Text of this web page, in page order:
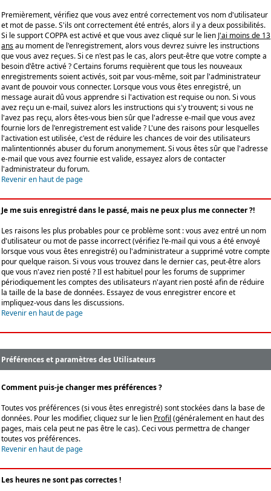
Premièrement, vérifiez que vous avez entré correctement vos nom d'utilisateur
et mot de passe. S'ils ont correctement été entrés, alors il y a deux possibilités.
Si le support COPPA est activé et que vous avez cliqué sur le lien J'ai moins de 13
ansau moment de l'enregistrement, alors vous devrez suivre les instructions
que vous avez reçues. Si ce n'est pas le cas, alors peut-être que votre compte a
besoin d'être activé ? Certains forums requièrent que tous les nouveaux
enregistrements soient activés, soit par vous-même, soit par l'administrateur
avant de pouvoir vous connecter. Lorsque vous vous êtes enregistré, un
message aurait dû vous apprendre si l'activation est requise ou non. Si vous
avez reçu un e-mail, suivez alors les instructions qui s'y trouvent; si vous ne
l'avez pas reçu, alors êtes-vous bien sûr que l'adresse e-mail que vous avez
fournie lors de l'enregistrement est valide ? L'une des raisons pour lesquelles
l'activation est utilisée, c'est de réduire les chances de voir des utilisateurs
malintentionnés abuser du forum anonymement. Si vous êtes sûr que l'adresse
e-mail que vous avez fournie est valide, essayez alors de contacter
l'administrateur du forum.
Revenir en haut de page
Je me suis enregistré dans le passé, mais ne peux plus me connecter ?!
Les raisons les plus probables pour ce problème sont : vous avez entré un nom
d'utilisateur ou mot de passe incorrect (vérifiez l'e-mail qui vous a été envoyé
lorsque vous vous êtes enregistré) ou l'administrateur a supprimé votre compte
pour quelque raison. Si vous vous trouvez dans le dernier cas, peut-être alors
que vous n'avez rien posté ? Il est habituel pour les forums de supprimer
périodiquement les comptes des utilisateurs n'ayant rien posté afin de réduire
la taille de la base de données. Essayez de vous enregistrer encore et
impliquez-vous dans les discussions.
Revenir en haut de page
Préférences et paramètres des Utilisateurs
Comment puis-je changer mes préférences ?
Toutes vos préférences (si vous êtes enregistré) sont stockées dans la base de
données. Pour les modifier, cliquez sur le lien Profil (généralement en haut des
pages, mais cela peut ne pas être le cas). Ceci vous permettra de changer
toutes vos préférences.
Revenir en haut de page
Les heures ne sont pas correctes !